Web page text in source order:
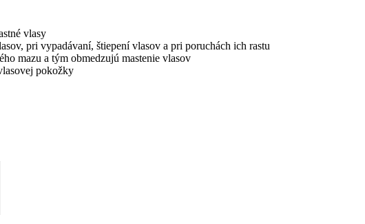
vlasy
pri vypadávaní, štiepení vlasov a pri poruchách ich rastu
mazu a tým obmedzujú mastenie vlasov
pokožky